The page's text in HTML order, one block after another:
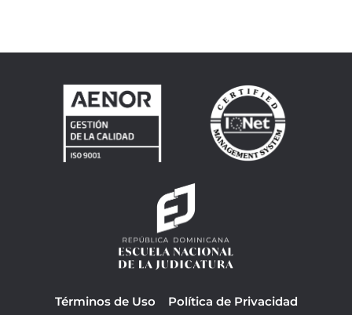
Términos de Uso
Política de Privacidad